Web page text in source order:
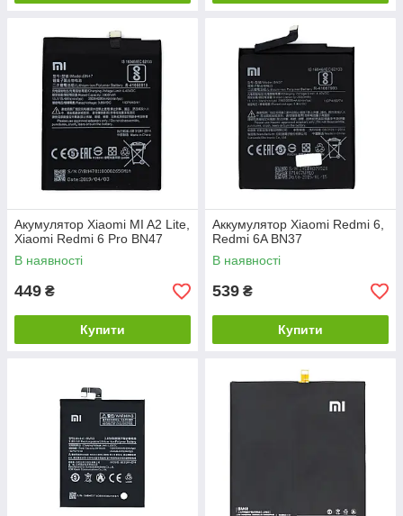
Акумулятор Xiaomi MI A2 Lite,
Xiaomi Redmi 6 Pro BN47
В наявності
449 ₴
Купити
Аккумулятор Xiaomi Redmi 6,
Redmi 6A BN37
В наявності
539 ₴
Купити